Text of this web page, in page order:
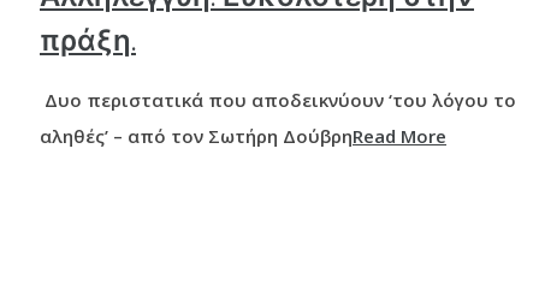
πράξη.
Δυο περιστατικά που αποδεικνύουν ‘του λόγου το
αληθές’ – από τον Σωτήρη ΔούβρηRead More